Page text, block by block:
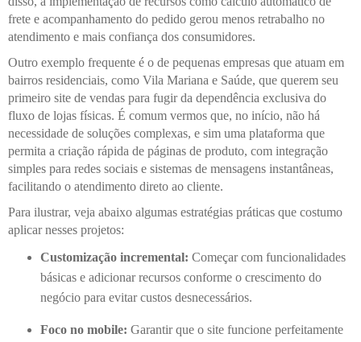
frete e acompanhamento do pedido gerou menos retrabalho no
atendimento e mais confiança dos consumidores.
Outro exemplo frequente é o de pequenas empresas que atuam em
bairros residenciais, como Vila Mariana e Saúde, que querem seu
primeiro site de vendas para fugir da dependência exclusiva do
fluxo de lojas físicas. É comum vermos que, no início, não há
necessidade de soluções complexas, e sim uma plataforma que
permita a criação rápida de páginas de produto, com integração
simples para redes sociais e sistemas de mensagens instantâneas,
facilitando o atendimento direto ao cliente.
Para ilustrar, veja abaixo algumas estratégias práticas que costumo
aplicar nesses projetos:
Customização incremental: Começar com funcionalidades
básicas e adicionar recursos conforme o crescimento do
negócio para evitar custos desnecessários.
Foco no mobile: Garantir que o site funcione perfeitamente